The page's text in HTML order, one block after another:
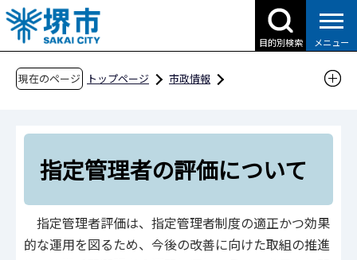
こ
の
ペ
目的別検索 メニュー
現在のページ トップページ
市政情報
指定管理者の評価について
指定管理者の評価について
指定管理者評価は、指定管理者制度の適正かつ効果
的な運用を図るため、今後の改善に向けた取組の推進